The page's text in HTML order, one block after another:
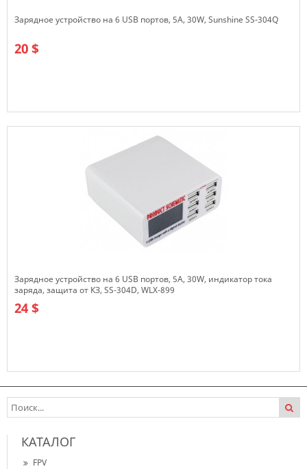
Зарядное устройство на 6 USB портов, 5A, 30W, Sunshine SS-304Q
20 $
Зарядное устройство на 6 USB портов, 5A, 30W, индикатор тока
заряда, защита от КЗ, SS-304D, WLX-899
24 $
КАТАЛОГ
FPV